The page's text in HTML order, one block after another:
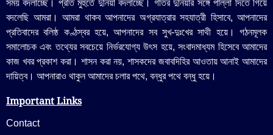
সময় বদলাচ্ছে। প্রতি মুহুর্তে দুনিয়া বদলাচ্ছে। গতির দুনিয়ার সঙ্গে পাল্লা দিতে গিয়ে
বদলেছি আমরা। আমরা থাকব আপনাদের অগ্রযাত্রার সহযাত্রী হিসাবে, আপনাদের
প্রতিবাদের বলিষ্ঠ কণ্ঠস্বর হয়ে, আপনাদের সব সুখ-দুঃখের সাথী হয়ে। গঠনমূলক
সমালোচক এবং তথ্যের সবচেয়ে নির্ভরযোগ্য উ‍ৎস হয়ে, সংবাদমাধ্যম হিসেবে আমাদের
কাজ খবর প্রকাশ করা। শাসন করা নয়, শাসকদের জবাবদিহির আওতায় আনাই আমাদের
দায়িত্ব। আপনারাও থাকুন আমাদের চলার পথে, বন্ধুর পথে বন্ধু হয়ে।
Important Links
Contact